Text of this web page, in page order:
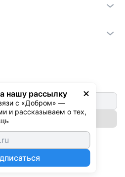
нашу рассылку
с «Добром» —
и рассказываем о тех,
на рассылку